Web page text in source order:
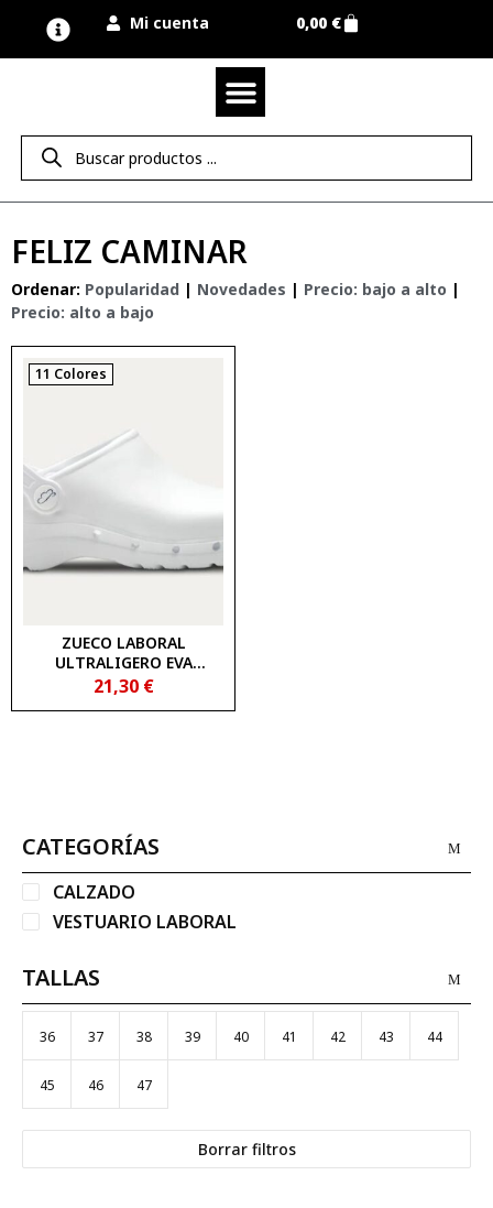
Mi cuenta 0,00 €
FELIZ CAMINAR
Ordenar: Popularidad | Novedades | Precio: bajo a alto |
Precio: alto a bajo
CATEGORÍAS
CALZADO
VESTUARIO LABORAL
TALLAS
36 37 38 39 40 41 42 43 44
45 46 47
Borrar filtros
11 Colores
ZUECO LABORAL
ULTRALIGERO EVA
FLOTANTE
ANTIBACTERIANO FELIZ
21,30 €